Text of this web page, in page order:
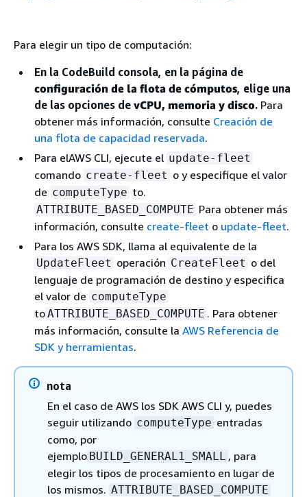
Para elegir un tipo de computación:
En la CodeBuild consola, en la página de
configuración de la flota de cómputos, elige una
de las opciones de vCPU, memoria y disco. Para
obtener más información, consulte Creación de
una flota de capacidad reservada.
Para elAWS CLI, ejecute el update-fleet
comando create-fleet o y especifique el valor
de computeType to.
ATTRIBUTE_BASED_COMPUTE Para obtener más
información, consulte create-fleet o update-fleet.
Para los AWS SDK, llama al equivalente de la
UpdateFleet operación CreateFleet o del
lenguaje de programación de destino y especifica
el valor de computeType
toATTRIBUTE_BASED_COMPUTE . Para obtener
más información, consulte la AWS Referencia de
SDK y herramientas.
nota
En el caso de AWS los SDK AWS CLI y, puedes
seguir utilizando computeType entradas
como, por
ejemplo BUILD_GENERAL1_SMALL , para
elegir los tipos de procesamiento en lugar de
los mismos. ATTRIBUTE_BASED_COMPUTE